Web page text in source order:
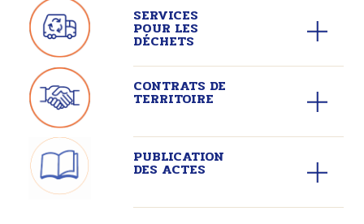
SERVICES
POUR LES
DÉCHETS
CONTRATS DE
TERRITOIRE
PUBLICATION
DES ACTES